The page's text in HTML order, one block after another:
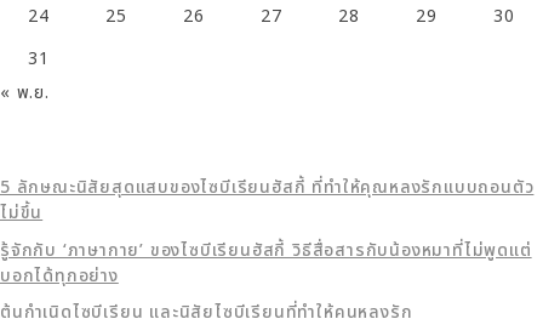
24
25 26 27 28 29
30
31
« พ.ย.
5 ลักษณะนิสัยสุดแสบของไซบีเรียนฮัสกี้ ที่ทำให้คุณหลงรักแบบถอนตัว
ไม่ขึ้น
รู้จักกับ ‘ภาษากาย’ ของไซบีเรียนฮัสกี้ วิธีสื่อสารกับน้องหมาที่ไม่พูดแต่
บอกได้ทุกอย่าง
ต้นกำเนิดไซบีเรียน และนิสัยไซบีเรียนที่ทำให้คนหลงรัก